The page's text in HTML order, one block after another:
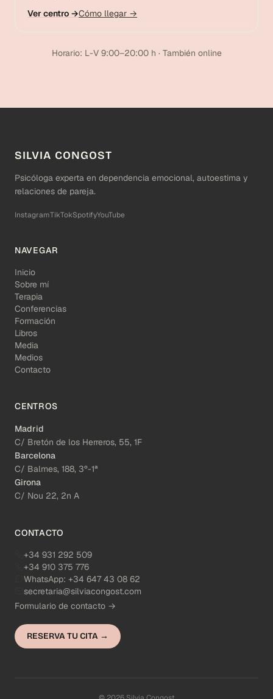
Ver centro →Cómo llegar →
Horario: L-V 9:00–20:00 h · También online
SILVIA CONGOST
Psicóloga experta en dependencia emocional, autoestima y
relaciones de pareja.
InstagramTikTokSpotifyYouTube
NAVEGAR
Inicio
Sobre mí
Terapia
Conferencias
Formación
Libros
Media
Medios
Contacto
CENTROS
Madrid
C/ Bretón de los Herreros, 55, 1F
Barcelona
C/ Balmes, 188, 3º-1ª
Girona
C/ Nou 22, 2n A
CONTACTO
+34 931 292 509
+34 910 375 776
WhatsApp: +34 647 43 08 62
secretaria@silviacongost.com
Formulario de contacto →
RESERVA TU CITA →